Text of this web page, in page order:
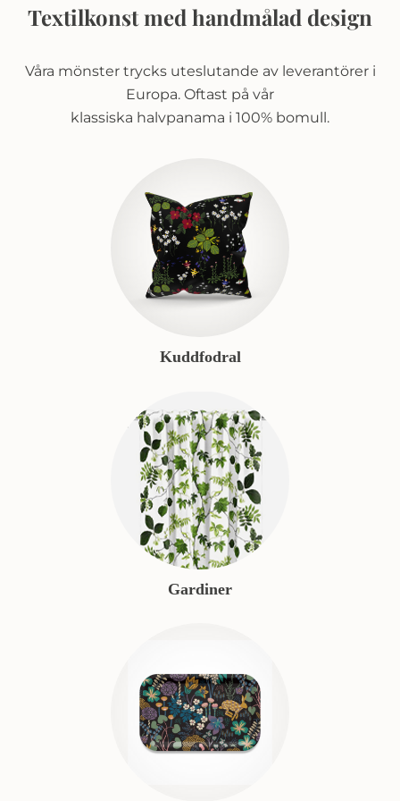
Textilkonst med handmålad design
Våra mönster trycks uteslutande av leverantörer i
Europa. Oftast på vår
klassiska halvpanama i 100% bomull.
Kuddfodral
Gardiner